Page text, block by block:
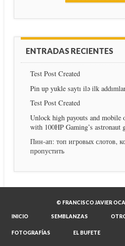
ENTRADAS RECIENTES
Test Post Created
Pin up yukle saytı ilə ilk
Test Post Created
Unlock high payouts and mobile
with 100HP Gaming’s astronaut
Пин-ап: топ игровых слотов,
пропустить
© FRANCISCO JAVIER
INICIO SEMBLANZAS
FOTOGRAFÍAS EL BUFETE